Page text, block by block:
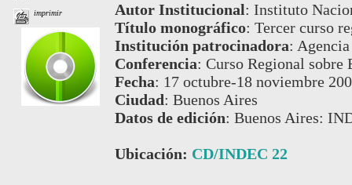
imprimir Autor Institucional: Instituto
Título monográfico: Tercer curso
Institución patrocinadora:
Conferencia: Curso Regional sobre
Fecha: 17 octubre-18 noviembre
Ciudad: Buenos Aires
Datos de edición: Buenos Aires:
Ubicación: CD/INDEC 22